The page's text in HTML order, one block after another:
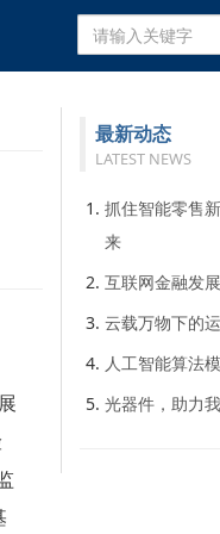
最新动态
LATEST NEWS
抓住智能零售
来
互联网金融发
云载万物下的
人工智能算法
光器件，助力